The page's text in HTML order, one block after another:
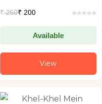
₹250₹ 200
Available
View